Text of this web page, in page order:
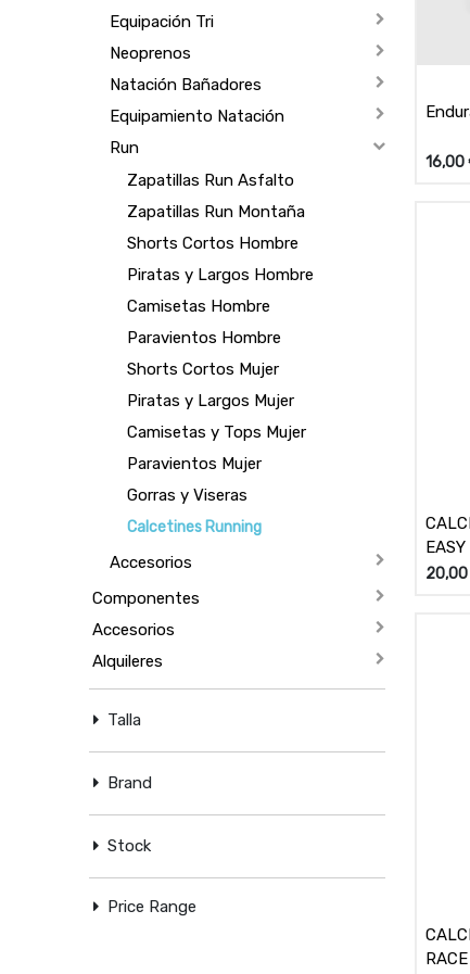
Equipación Tri
Neoprenos
Natación Bañadores
Equipamiento Natación
Run
Zapatillas Run Asfalto
Zapatillas Run Montaña
Shorts Cortos Hombre
Piratas y Largos Hombre
Camisetas Hombre
Paravientos Hombre
Shorts Cortos Mujer
Piratas y Largos Mujer
Camisetas y Tops Mujer
Paravientos Mujer
Gorras y Viseras
Calcetines Running
Accesorios
Componentes
Accesorios
Alquileres
Talla
Brand
Stock
Price Range
16,00
20,00